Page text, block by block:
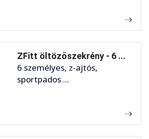
ZFitt öltözőszekrény - 6 ...
6 személyes, z-ajtós,
sportpados ...